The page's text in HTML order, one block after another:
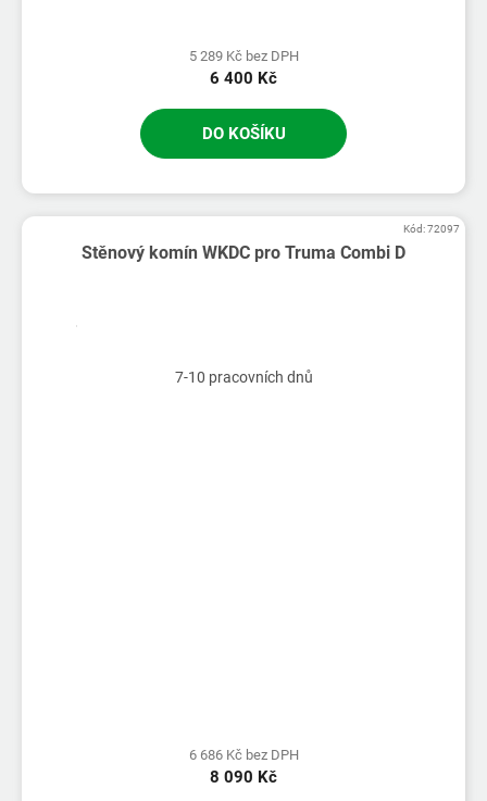
5 289 Kč bez DPH
6 400 Kč
DO KOŠÍKU
Stěnový komín WKDC pro Truma Combi D
7-10 pracovních dnů
6 686 Kč bez DPH
8 090 Kč
Kód:72097